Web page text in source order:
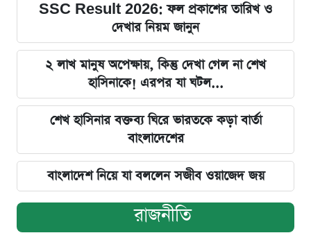
SSC Result 2026: ফল প্রকাশের তারিখ ও
দেখার নিয়ম জানুন
২ লাখ মানুষ অপেক্ষায়, কিন্তু দেখা গেল না শেখ
হাসিনাকে! এরপর যা ঘটল...
শেখ হাসিনার বক্তব্য ঘিরে ভারতকে কড়া বার্তা
বাংলাদেশের
বাংলাদেশ নিয়ে যা বললেন সজীব ওয়াজেদ জয়
রাজনীতি